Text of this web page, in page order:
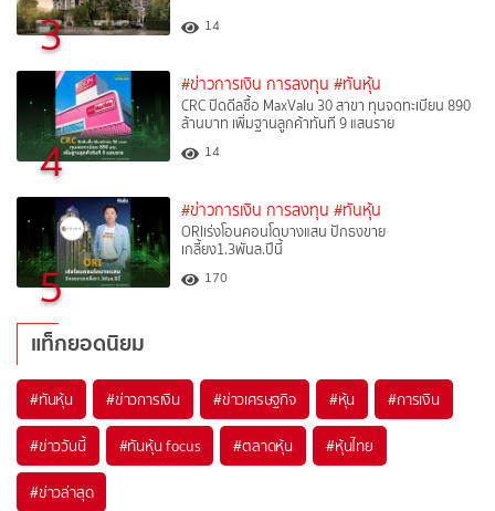
3 14
4
#ข่าวการเงิน การลงทุน #ทันหุ้น
CRC ปิดดีลซื้อ MaxValu 30 สาขา ทุนจดทะเบียน 890
ล้านบาท เพิ่มฐานลูกค้าทันที 9 แสนราย
14
5
#ข่าวการเงิน การลงทุน #ทันหุ้น
ORIเร่งโอนคอนโดบางแสน ปักธงขาย
เกลี้ยง1.3พันล.ปีนี้
170
แท็กยอดนิยม
#ทันหุ้น #ข่าวการเงิน #ข่าวเศรษฐกิจ #หุ้น #การเงิน
#ข่าววันนี้ #ทันหุ้น focus #ตลาดหุ้น #หุ้นไทย
#ข่าวล่าสุด